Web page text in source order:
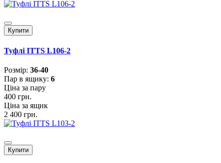
Купити
Туфлі ITTS L106-2
Розмiр: 36-40
Пар в ящику: 6
Ціна за пару
400 грн.
Ціна за ящик
2 400 грн.
Купити